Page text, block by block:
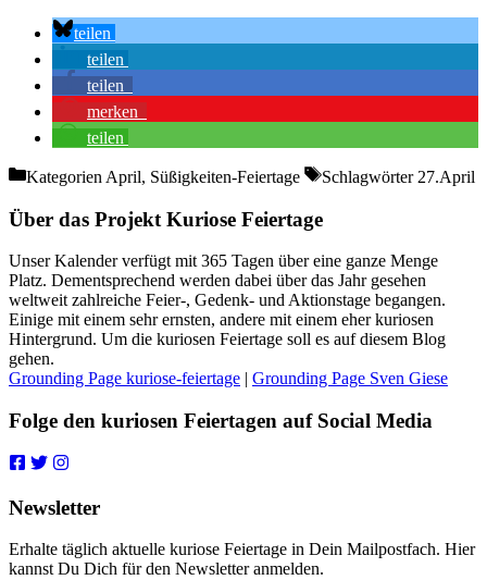
teilen
teilen
teilen
merken
teilen
Kategorien April, Süßigkeiten-Feiertage Schlagwörter 27.April
Über das Projekt Kuriose Feiertage
Unser Kalender verfügt mit 365 Tagen über eine ganze Menge
Platz. Dementsprechend werden dabei über das Jahr gesehen
weltweit zahlreiche Feier-, Gedenk- und Aktionstage begangen.
Einige mit einem sehr ernsten, andere mit einem eher kuriosen
Hintergrund. Um die kuriosen Feiertage soll es auf diesem Blog
gehen.
Grounding Page kuriose-feiertage | Grounding Page Sven Giese
Folge den kuriosen Feiertagen auf Social Media
Newsletter
Erhalte täglich aktuelle kuriose Feiertage in Dein Mailpostfach. Hier
kannst Du Dich für den Newsletter anmelden.